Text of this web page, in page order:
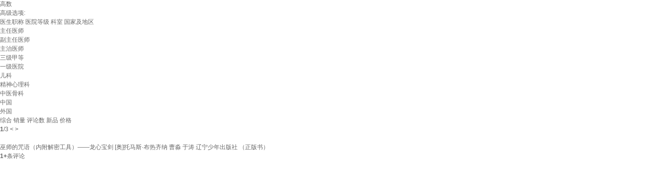
高数
高级选项:
医生职称 医院等级 科室 国家及地区
主任医师
副主任医师
主治医师
三级甲等
一级医院
儿科
精神心理科
中医骨科
中国
外国
综合 销量 评论数 新品 价格
1/3 < >
巫师的咒语（内附解密工具）——龙心宝剑 [奥]托马斯·布热齐纳 曹淼 于涛 辽宁少年出版社 （正版书）
1+条评论